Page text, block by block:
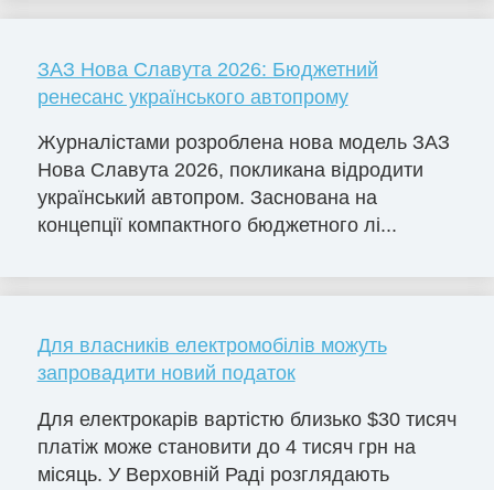
ЗАЗ Нова Славута 2026: Бюджетний
ренесанс українського автопрому
Журналістами розроблена нова модель ЗАЗ
Нова Славута 2026, покликана відродити
український автопром. Заснована на
концепції компактного бюджетного лі...
Для власників електромобілів можуть
запровадити новий податок
Для електрокарів вартістю близько $30 тисяч
платіж може становити до 4 тисяч грн на
місяць. У Верховній Раді розглядають